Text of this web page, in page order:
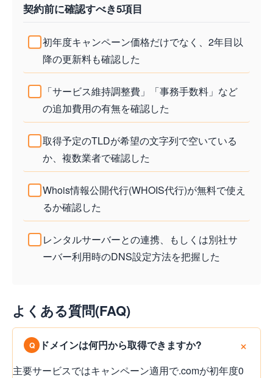
契約前に確認すべき5項目
初年度キャンペーン価格だけでなく、2年目以
降の更新料も確認した
「サービス維持調整費」「事務手数料」など
の追加費用の有無を確認した
取得予定のTLDが希望の文字列で空いている
か、複数業者で確認した
Whois情報公開代行(WHOIS代行)が無料で使え
るか確認した
レンタルサーバーとの連携、もしくは別社サ
ーバー利用時のDNS設定方法を把握した
よくある質問(FAQ)
ドメインは何円から取得できますか?
主要サービスではキャンペーン適用で.comが初年度0